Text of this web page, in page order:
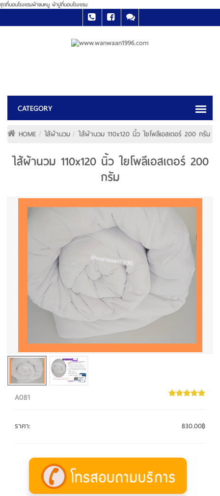
ชุดที่นอนโรงแรมผ้าขนหนู ผ้าปูที่นอนโรงแรม
HOME ใส้ผ้านวม ไส้ผ้านวม 110x120 นิ้ว ใยโพลีเอสเตอร์ 200 กรัม
ไส้ผ้านวม 110x120 นิ้ว ใยโพลีเอสเตอร์ 200
กรัม
A081
ราคา: 830.00฿